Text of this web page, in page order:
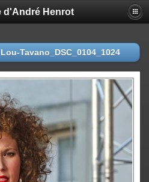
d'André Henrot
Lou-Tavano_DSC_0104_1024